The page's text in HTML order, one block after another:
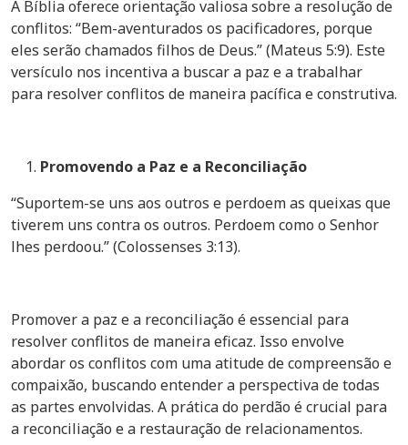
A Bíblia oferece orientação valiosa sobre a resolução de
conflitos: “Bem-aventurados os pacificadores, porque
eles serão chamados filhos de Deus.” (Mateus 5:9). Este
versículo nos incentiva a buscar a paz e a trabalhar
para resolver conflitos de maneira pacífica e construtiva.
Promovendo a Paz e a Reconciliação
“Suportem-se uns aos outros e perdoem as queixas que
tiverem uns contra os outros. Perdoem como o Senhor
lhes perdoou.” (Colossenses 3:13).
Promover a paz e a reconciliação é essencial para
resolver conflitos de maneira eficaz. Isso envolve
abordar os conflitos com uma atitude de compreensão e
compaixão, buscando entender a perspectiva de todas
as partes envolvidas. A prática do perdão é crucial para
a reconciliação e a restauração de relacionamentos.